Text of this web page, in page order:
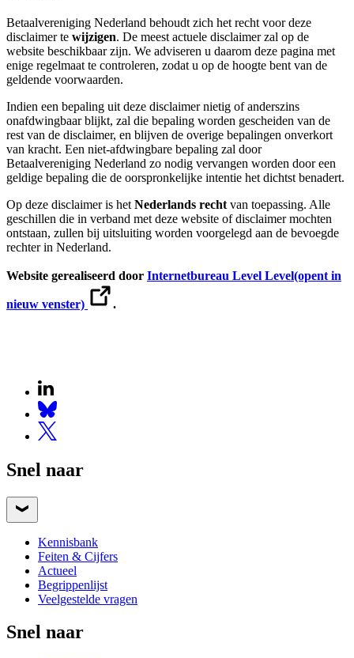
Betaalvereniging Nederland behoudt zich het recht voor deze
disclaimer te wijzigen. De meest actuele disclaimer zal op de
website beschikbaar zijn. We adviseren u daarom deze pagina met
enige regelmaat te controleren, zodat u op de hoogte bent van de
geldende voorwaarden.
Indien een bepaling uit deze disclaimer nietig of anderszins
onafdwingbaar blijkt, zal die bepaling worden gescheiden van de
rest van de disclaimer, en blijven de overige bepalingen onverkort
van kracht. Een niet-afdwingbare bepaling zal door
Betaalvereniging Nederland zo nodig vervangen worden door een
geldige bepaling die de oorspronkelijke intentie het dichtst benadert.
Op deze disclaimer is het Nederlands recht van toepassing. Alle
geschillen die in verband met deze website of disclaimer mochten
ontstaan, zullen bij uitsluiting worden voorgelegd aan de bevoegde
rechter in Nederland.
Website gerealiseerd door Internetbureau Level Level(opent in
nieuw venster) .
Snel naar
Kennisbank
Feiten & Cijfers
Actueel
Begrippenlijst
Veelgestelde vragen
Snel naar